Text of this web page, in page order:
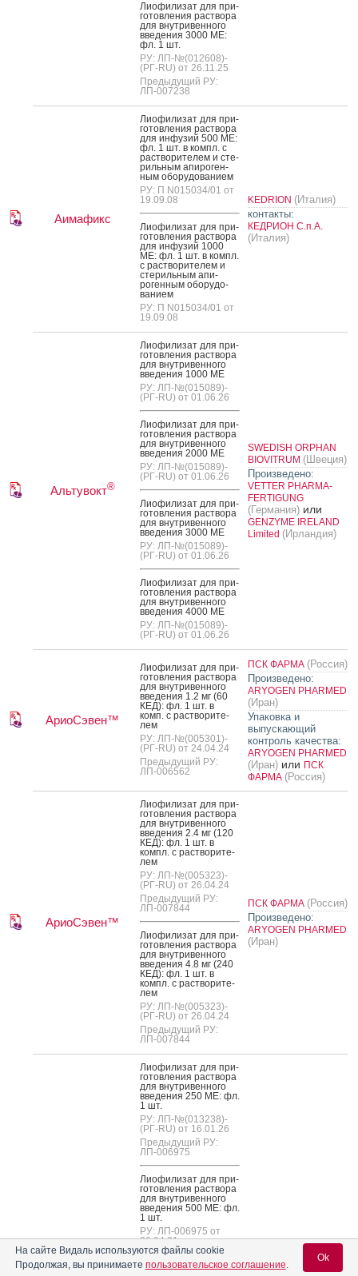
Ли­офи­лизат для при­
готов­ле­ния рас­тво­ра
для внут­ри­вен­но­го
вве­дения 3000 МЕ:
фл. 1 шт.
РУ: ЛП-№(012608)-
(РГ-RU) от 26.11.25
Предыдущий РУ:
ЛП-007238
Аимафикс
Ли­офи­лизат для при­
готов­ле­ния рас­тво­ра
для ин­фу­зий 500 МЕ:
фл. 1 шт. в компл. с
рас­тво­рите­лем и сте­
риль­ным апи­роген­
ным обо­рудо­вани­ем
РУ: П N015034/01 от
19.09.08
Ли­офи­лизат для при­
готов­ле­ния рас­тво­ра
для ин­фу­зий 1000
МЕ: фл. 1 шт. в компл.
с рас­тво­рите­лем и
сте­риль­ным апи­
роген­ным обо­рудо­
вани­ем
РУ: П N015034/01 от
19.09.08
KEDRION (Италия)
контакты:
КЕДРИОН С.п.А.
(Италия)
Альтувокт®
Ли­офи­лизат для при­
готов­ле­ния рас­тво­ра
для внут­ри­вен­но­го
вве­дения 1000 МЕ
РУ: ЛП-№(015089)-
(РГ-RU) от 01.06.26
Ли­офи­лизат для при­
готов­ле­ния рас­тво­ра
для внут­ри­вен­но­го
вве­дения 2000 МЕ
РУ: ЛП-№(015089)-
(РГ-RU) от 01.06.26
Ли­офи­лизат для при­
готов­ле­ния рас­тво­ра
для внут­ри­вен­но­го
вве­дения 3000 МЕ
РУ: ЛП-№(015089)-
(РГ-RU) от 01.06.26
Ли­офи­лизат для при­
готов­ле­ния рас­тво­ра
для внут­ри­вен­но­го
вве­дения 4000 МЕ
РУ: ЛП-№(015089)-
(РГ-RU) от 01.06.26
SWEDISH ORPHAN
BIOVITRUM (Швеция)
Произведено:
VETTER PHARMA-
FERTIGUNG
(Германия) или
GENZYME IRELAND
Limited (Ирландия)
АриоСэвен™
Ли­офи­лизат для при­
готов­ле­ния рас­тво­ра
для внут­ри­вен­но­го
вве­дения 1.2 мг (60
КЕД): фл. 1 шт. в
комп. с рас­тво­рите­
лем
РУ: ЛП-№(005301)-
(РГ-RU) от 24.04.24
Предыдущий РУ:
ЛП-006562
ПСК ФАРМА (Россия)
Произведено:
ARYOGEN PHARMED
(Иран)
Упаковка и
выпускающий
контроль качества:
ARYOGEN PHARMED
(Иран) или ПСК
ФАРМА (Россия)
АриоСэвен™
Ли­офи­лизат для при­
готов­ле­ния рас­тво­ра
для внут­ри­вен­но­го
вве­дения 2.4 мг (120
КЕД): фл. 1 шт. в
компл. с рас­тво­рите­
лем
РУ: ЛП-№(005323)-
(РГ-RU) от 26.04.24
Предыдущий РУ:
ЛП-007844
Ли­офи­лизат для при­
готов­ле­ния рас­тво­ра
для внут­ри­вен­но­го
вве­дения 4.8 мг (240
КЕД): фл. 1 шт. в
компл. с рас­тво­рите­
лем
РУ: ЛП-№(005323)-
(РГ-RU) от 26.04.24
Предыдущий РУ:
ЛП-007844
ПСК ФАРМА (Россия)
Произведено:
ARYOGEN PHARMED
(Иран)
Ли­офи­лизат для при­
готов­ле­ния рас­тво­ра
для внут­ри­вен­но­го
вве­дения 250 МЕ: фл.
1 шт.
РУ: ЛП-№(013238)-
(РГ-RU) от 16.01.26
Предыдущий РУ:
ЛП-006975
Ли­офи­лизат для при­
готов­ле­ния рас­тво­ра
для внут­ри­вен­но­го
вве­дения 500 МЕ: фл.
1 шт.
РУ: ЛП-006975 от
26.04.21
Ли­офи­лизат для при­
На сайте Видаль используются файлы cookie
Продолжая, вы принимаете пользовательское соглашение.
Ok